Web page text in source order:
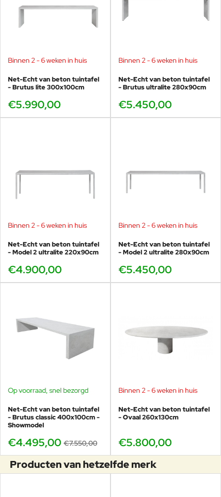
Fabriek van Net-Echt in Culemborg, Nederlands handwerk.
Binnen 2 - 6 weken in huis
Net-Echt van beton tuintafel
- Brutus lite 300x100cm
€5.990,00
Binnen 2 - 6 weken in huis
Net-Echt van beton tuintafel
- Brutus ultralite 280x90cm
€5.450,00
Binnen 2 - 6 weken in huis
Net-Echt van beton tuintafel
- Model 2 ultralite 220x90cm
€4.900,00
Binnen 2 - 6 weken in huis
Net-Echt van beton tuintafel
- Model 2 ultralite 280x90cm
€5.450,00
SHOWMODEL
Op voorraad, snel bezorgd
Net-Echt van beton tuintafel
- Brutus classic 400x100cm -
Showmodel
€4.495,00 €7.550,00
Binnen 2 - 6 weken in huis
Net-Echt van beton tuintafel
- Ovaal 260x130cm
€5.800,00
Producten van hetzelfde merk